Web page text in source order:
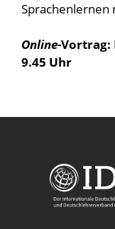
Online-Vortrag:
9.45 Uhr